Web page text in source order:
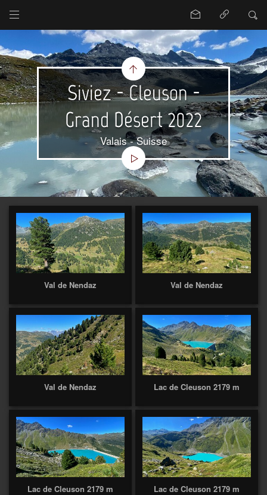
Siviez - Cleuson -
Grand Désert 2022
Valais - Suisse
Val de Nendaz Val de Nendaz
Val de Nendaz Lac de Cleuson 2179 m
Lac de Cleuson 2179 m Lac de Cleuson 2179 m